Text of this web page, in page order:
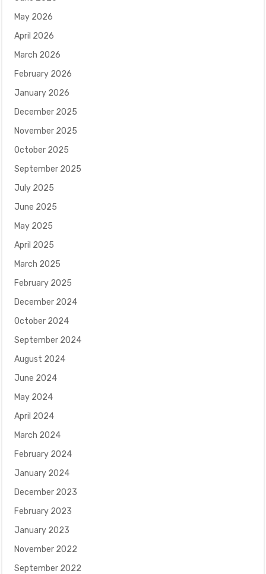
May 2026
April 2026
March 2026
February 2026
January 2026
December 2025
November 2025
October 2025
September 2025
July 2025
June 2025
May 2025
April 2025
March 2025
February 2025
December 2024
October 2024
September 2024
August 2024
June 2024
May 2024
April 2024
March 2024
February 2024
January 2024
December 2023
February 2023
January 2023
November 2022
September 2022